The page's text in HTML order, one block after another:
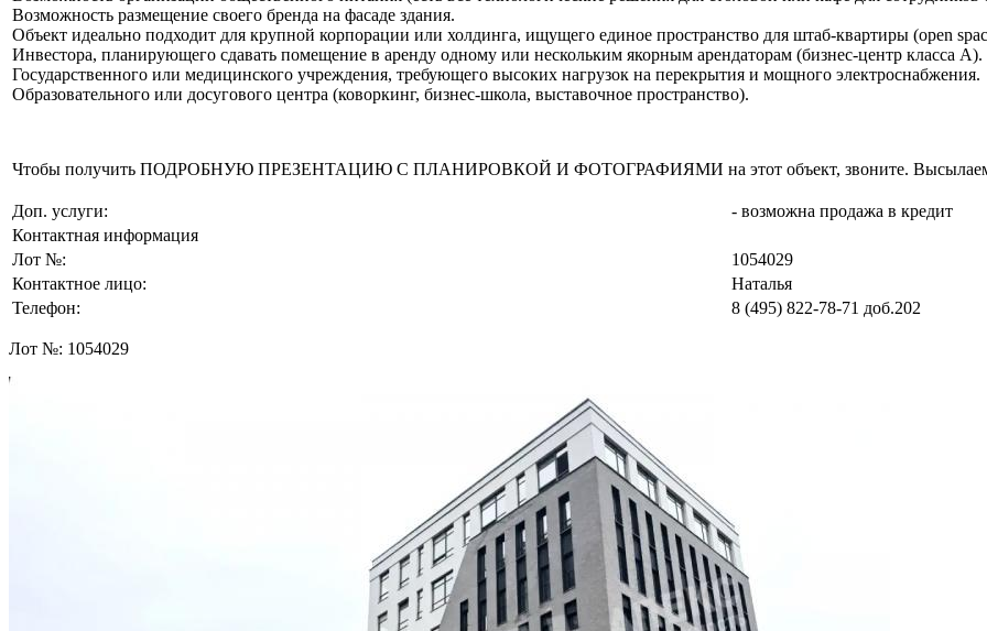
Возможность размещение своего бренда на фасаде здания.
Объект идеально подходит для крупной корпорации или холдинга, ищущего единое пространство для штаб-квартиры (open
Инвестора, планирующего сдавать помещение в аренду одному или нескольким якорным арендаторам (бизнес-центр класса А).
Государственного или медицинского учреждения, требующего высоких нагрузок на перекрытия и мощного электроснабжения.
Образовательного или досугового центра (коворкинг, бизнес-школа, выставочное пространство).
Чтобы получить ПОДРОБНУЮ ПРЕЗЕНТАЦИЮ С ПЛАНИРОВКОЙ И ФОТОГРАФИЯМИ на этот объект, звоните. Высылаем в
Доп. услуги:
- возможна продажа в кредит
Контактная информация
Лот №:
1054029
Контактное лицо:
Наталья
Телефон:
8 (495) 822-78-71 доб.202
Лот №: 1054029